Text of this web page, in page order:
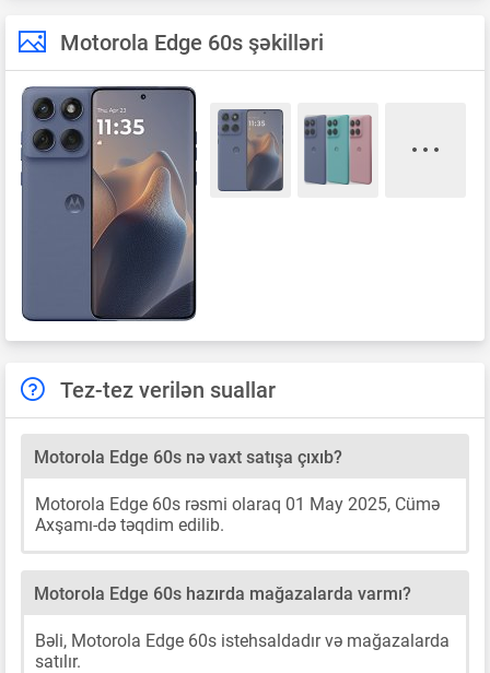
Motorola Edge 60s şəkilləri
Tez-tez verilən suallar
Motorola Edge 60s nə vaxt satışa çıxıb?
Motorola Edge 60s rəsmi olaraq 01 May 2025, Cümə
Axşamı-də təqdim edilib.
Motorola Edge 60s hazırda mağazalarda varmı?
Bəli, Motorola Edge 60s istehsaldadır və mağazalarda
satılır.